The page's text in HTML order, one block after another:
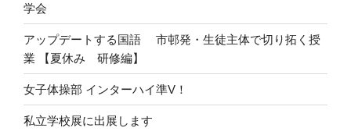
学会
アップデートする国語 市邨発・生徒主体で切り拓く授
業 【夏休み 研修編】
女子体操部 インターハイ準V！
私立学校展に出展します